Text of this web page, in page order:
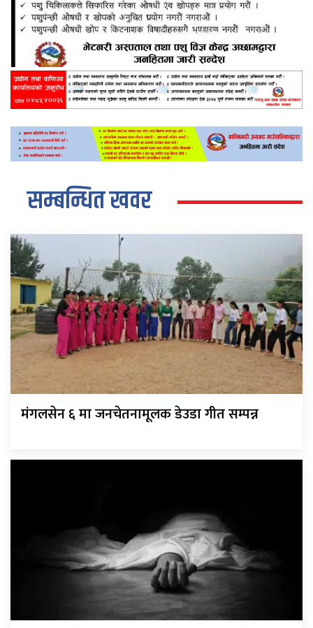
सम्बन्धित खवर
मंगलसेन ६ मा जनचेतनामूलक डेउडा गीत सम्पन्न